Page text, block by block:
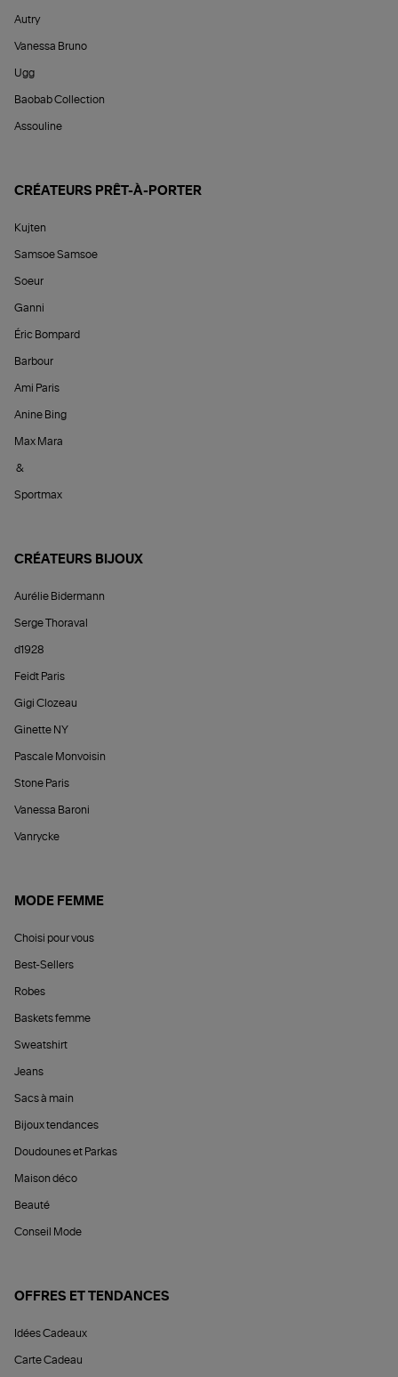
Autry
Vanessa Bruno
Ugg
Baobab Collection
Assouline
CRÉATEURS PRÊT-À-PORTER
Kujten
Samsoe Samsoe
Soeur
Ganni
Éric Bompard
Barbour
Ami Paris
Anine Bing
Max Mara
&
Sportmax
CRÉATEURS BIJOUX
Aurélie Bidermann
Serge Thoraval
d1928
Feidt Paris
Gigi Clozeau
Ginette NY
Pascale Monvoisin
Stone Paris
Vanessa Baroni
Vanrycke
MODE FEMME
Choisi pour vous
Best-Sellers
Robes
Baskets femme
Sweatshirt
Jeans
Sacs à main
Bijoux tendances
Doudounes et Parkas
Maison déco
Beauté
Conseil Mode
OFFRES ET TENDANCES
Idées Cadeaux
Carte Cadeau